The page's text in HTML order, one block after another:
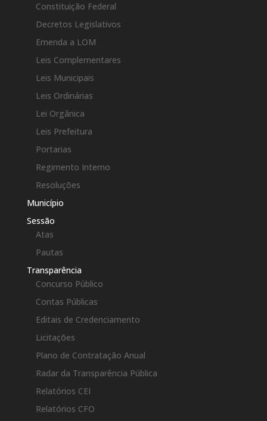
Constituição Federal
Decretos Legislativos
Emenda a LOM
Leis Complementares
Leis Municipais
Leis Ordinárias
Lei Orgânica
Leis Prefeitura
Portarias
Regimento Interno
Resoluções
Município
Sessão
Atas
Pautas
Transparência
Concurso Público
Contas Públicas
Editais de Credenciamento
Licitações
Plano de Contratação Anual
Radar da Transparência Pública
Relatórios CEI
Relatórios CFO